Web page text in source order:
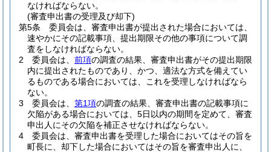
なければならない。
(審査申出書の受理及び却下)
第5条
委員会は、審査申出書が提出された場合においては、
速やかにその記載事項、提出期限その他の事項について調
査をしなければならない。
2
委員会は、 前項の調査の結果、審査申出書がその提出期限
内に提出されたものであり、かつ、適法な方式を備えてい
るものである場合においては、これを受理しなければなら
ない。
3
委員会は、 第1項の調査の結果、審査申出書の記載事項に
欠陥がある場合においては、5日以内の期間を定めて、審査
申出人にその欠陥を補正させなければならない。
4
委員会は、審査申出書を受理した場合においてはその旨を
町長に、却下した場合においてはその旨を審査申出人に、